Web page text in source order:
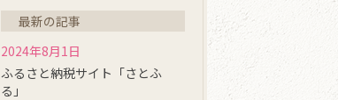
最新の記事
2024年8月1日
ふるさと納税サイト「さとふ
る」